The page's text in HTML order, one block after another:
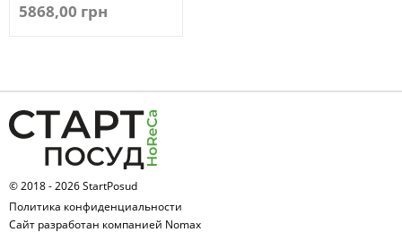
5868,00 грн
© 2018 - 2026 StartPosud
Политика конфиденциальности
Сайт разработан компанией Nomax